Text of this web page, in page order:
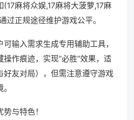
麻将众娱,17麻将大菠萝,17麻
过正规途径维护游戏公平。
输入需求生成专用辅助工具，
作痕迹，实现“必胜”效果，适
好友对局），但需注意遵守游戏
与特色！